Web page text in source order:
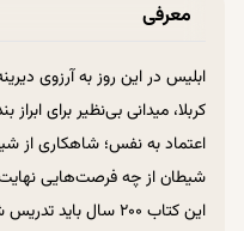
معرفی
ابلیس در این روز به آرزوی
کربلا، میدانی بی‌نظیر برای ابراز
اعتماد به نفس؛ شاهکاری از
شیطان از چه فرصت‌هایی نهایت
این کتاب ۲۰۰ سال باید تدریس شود تا فهمیده شود!